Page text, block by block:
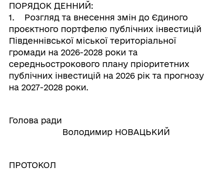
ПОРЯДОК ДЕННИЙ:
1. Розгляд та внесення змін до Єдиного
проєктного портфелю публічних інвестицій
Південнівської міської територіальної
громади на 2026-2028 роки та
середньострокового плану пріоритетних
публічних інвестицій на 2026 рік та прогнозу
на 2027-2028 роки.
Голова ради
Володимир НОВАЦЬКИЙ
ПРОТОКОЛ